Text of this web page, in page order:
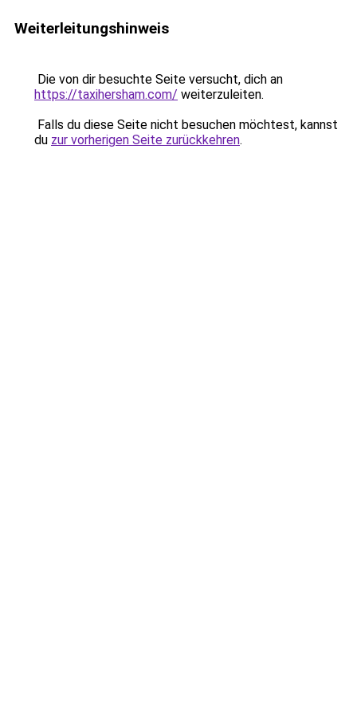
Weiterleitungshinweis
Die von dir besuchte Seite versucht, dich an
https://taxihersham.com/ weiterzuleiten.
Falls du diese Seite nicht besuchen möchtest, kannst
du zur vorherigen Seite zurückkehren.